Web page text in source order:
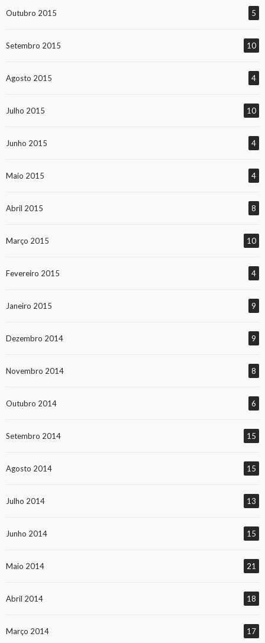
Outubro 2015 5
Setembro 2015 10
Agosto 2015 4
Julho 2015 10
Junho 2015 4
Maio 2015 4
Abril 2015 8
Março 2015 10
Fevereiro 2015 4
Janeiro 2015 9
Dezembro 2014 9
Novembro 2014 8
Outubro 2014 6
Setembro 2014 15
Agosto 2014 15
Julho 2014 13
Junho 2014 15
Maio 2014 21
Abril 2014 18
Março 2014 17